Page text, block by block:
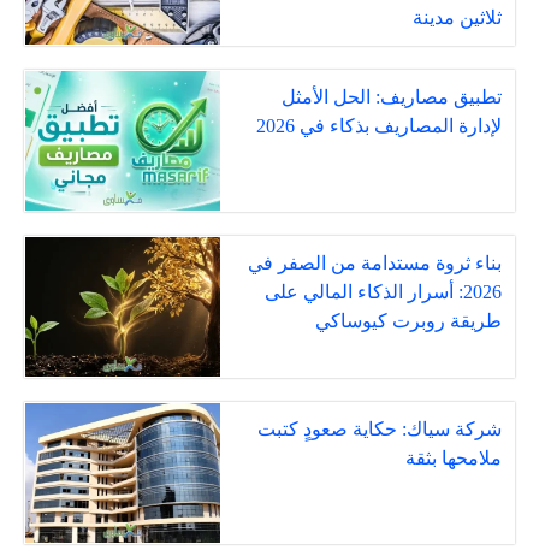
ثلاثين مدينة
تطبيق مصاريف: الحل الأمثل
لإدارة المصاريف بذكاء في 2026
بناء ثروة مستدامة من الصفر في
2026: أسرار الذكاء المالي على
طريقة روبرت كيوساكي
شركة سياك: حكاية صعودٍ كتبت
ملامحها بثقة